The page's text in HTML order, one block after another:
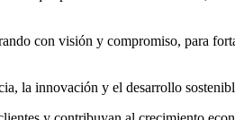
con visión y compromiso, para
la innovación y el desarrollo